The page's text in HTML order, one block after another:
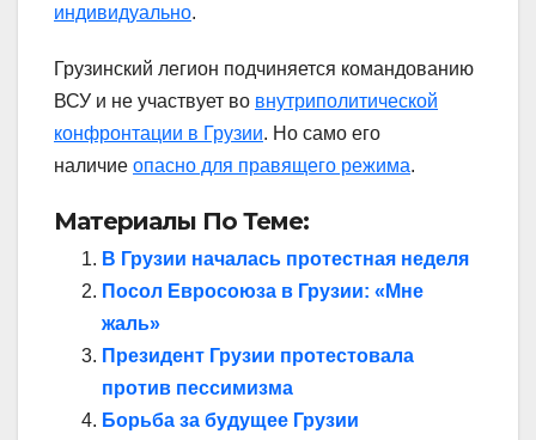
индивидуально.
Грузинский легион подчиняется командованию
ВСУ и не участвует во внутриполитической
конфронтации в Грузии. Но само его
наличие опасно для правящего режима.
Материалы По Теме:
В Грузии началась протестная неделя
Посол Евросоюза в Грузии: «Мне
жаль»
Президент Грузии протестовала
против пессимизма
Борьба за будущее Грузии